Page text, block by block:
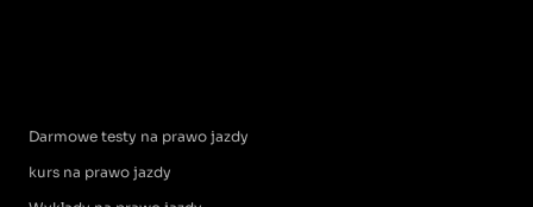
Darmowe testy na prawo jazdy
kurs na prawo jazdy